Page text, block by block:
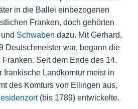
in die Ballei einbezogenen
Franken, doch gehörten
und Schwaben dazu. Mit Gerhard,
Deutschmeister war, begann die
Seit dem Ende des 14.
fränkische Landkomtur meist in
des Komturs von Ellingen aus,
(bis 1789) entwickelte.